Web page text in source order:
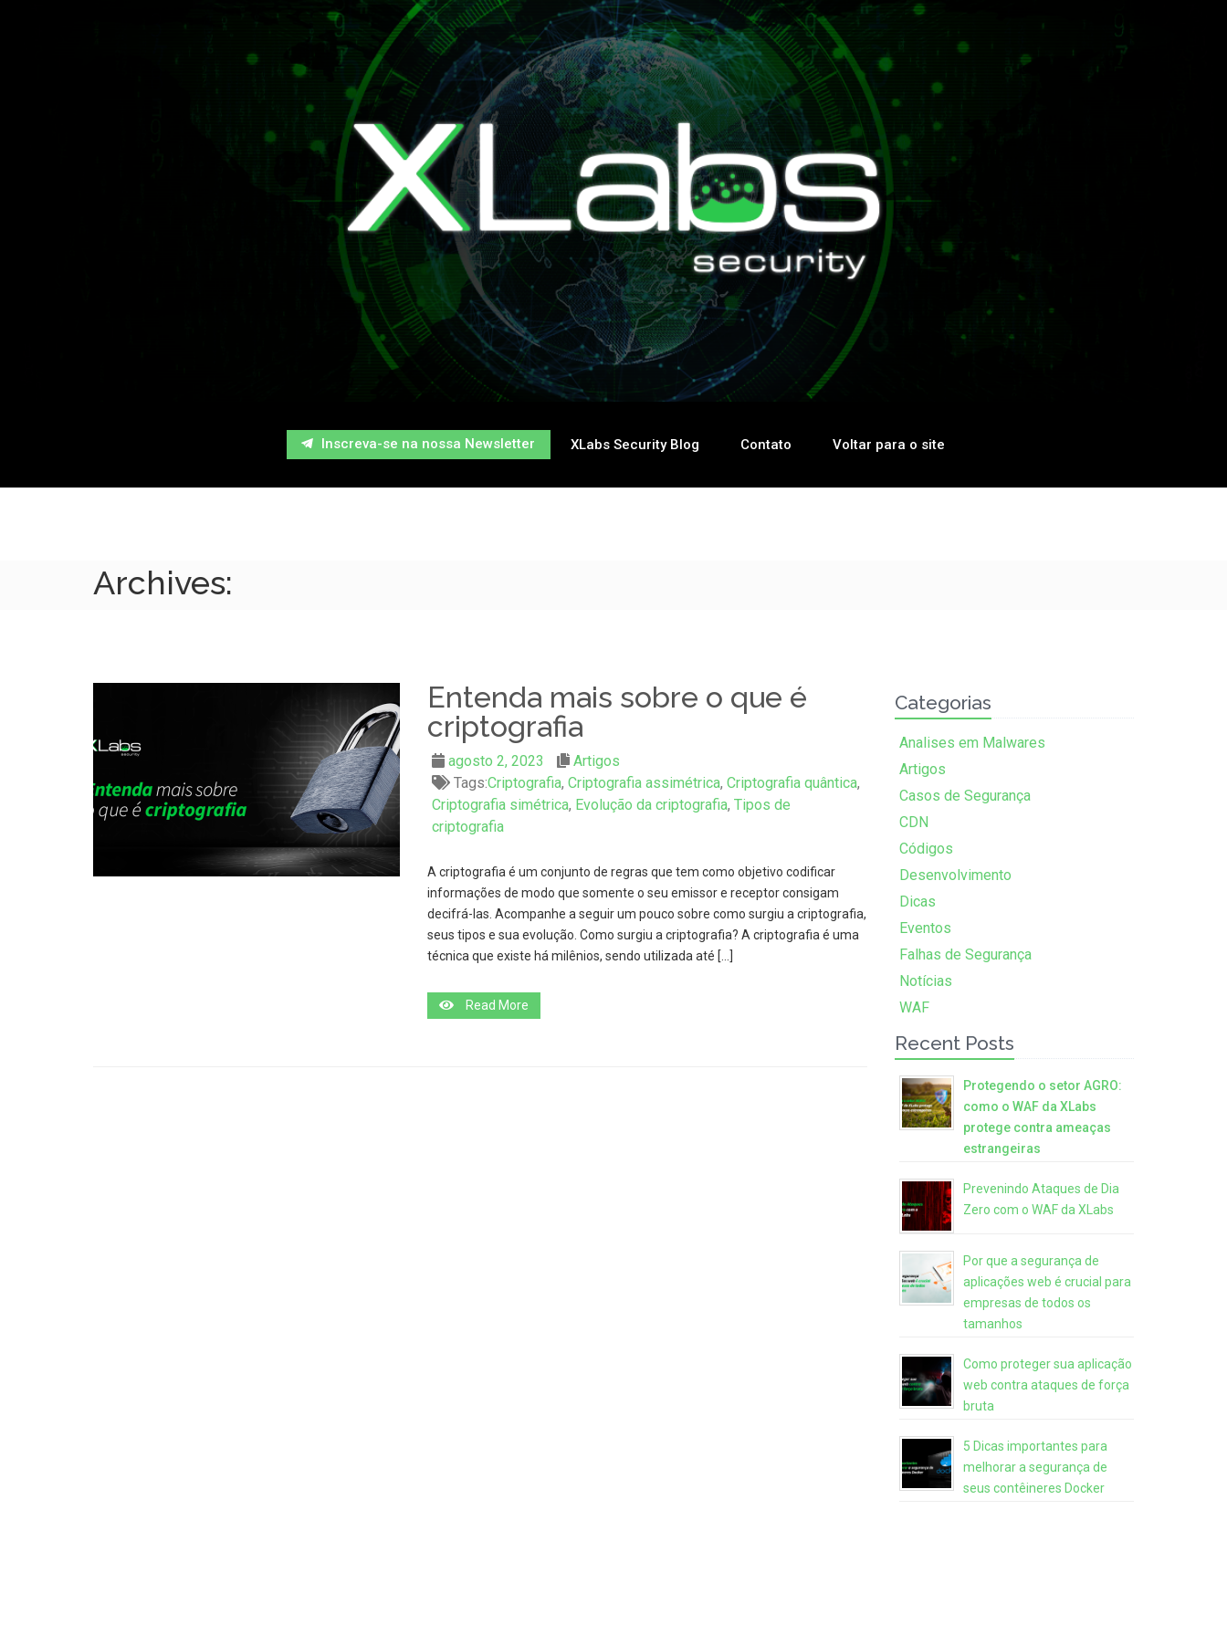
Inscreva-se na nossa Newsletter XLabs Security Blog Contato Voltar para o site
Archives:
Entenda mais sobre o que é
criptografia
agosto 2, 2023
Artigos
Tags:Criptografia, Criptografia assimétrica, Criptografia quântica,
Criptografia simétrica, Evolução da criptografia, Tipos de
criptografia
A criptografia é um conjunto de regras que tem como objetivo codificar
informações de modo que somente o seu emissor e receptor consigam
decifrá-las. Acompanhe a seguir um pouco sobre como surgiu a criptografia,
seus tipos e sua evolução. Como surgiu a criptografia? A criptografia é uma
técnica que existe há milênios, sendo utilizada até […]
Read More
Categorias
Analises em Malwares
Artigos
Casos de Segurança
CDN
Códigos
Desenvolvimento
Dicas
Eventos
Falhas de Segurança
Notícias
WAF
Recent Posts
Protegendo o setor AGRO:
como o WAF da XLabs
protege contra ameaças
estrangeiras
Prevenindo Ataques de Dia
Zero com o WAF da XLabs
Por que a segurança de
aplicações web é crucial para
empresas de todos os
tamanhos
Como proteger sua aplicação
web contra ataques de força
bruta
5 Dicas importantes para
melhorar a segurança de
seus contêineres Docker